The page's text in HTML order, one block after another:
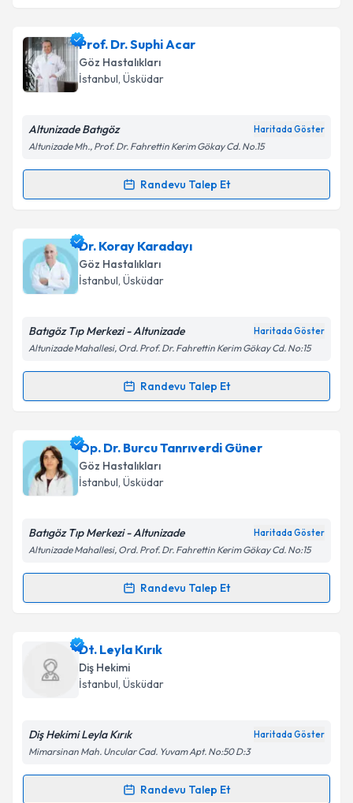
Op. Dr. Mehmet Kay için randevu takvimi talebi
oluşturun. Size bu uzmandan randevu almanız için bir
takvim hazırlandığında e-posta ile bilgilendireceğiz.
Kişisel verilerimin işlenmesine ilişkin
Metni'ni okudum ve kişisel verilerimin belirtilen
Takvim Talebini Gönder
Prof. Dr. Suphi Acar
Göz Hastalıkları
İstanbul, Üsküdar
Altunizade Batıgöz Haritada Göster
Altunizade Mh., Prof. Dr. Fahrettin Kerim Gökay Cd. No.15
Randevu Talep Et
Randevu Takvimi Talebi
Prof. Dr. Suphi Acariçin randevu takvimi talebi
oluşturun. Size bu uzmandan randevu almanız için bir
takvim hazırlandığında e-posta ile bilgilendireceğiz.
Kişisel verilerimin işlenmesine ilişkin
Metni'ni okudum ve kişisel verilerimin belirtilen
Takvim Talebini Gönder
Dr. Koray Karadayı
Göz Hastalıkları
İstanbul, Üsküdar
Batıgöz Tıp Merkezi - Altunizade Haritada Göster
Altunizade Mahallesi, Ord. Prof. Dr. Fahrettin Kerim Gökay Cd. No:15
Randevu Talep Et
Randevu Takvimi Talebi
Dr. Koray Karadayıiçin randevu takvimi talebi
oluşturun. Size bu uzmandan randevu almanız için bir
takvim hazırlandığında e-posta ile bilgilendireceğiz.
Kişisel verilerimin işlenmesine ilişkin
Metni'ni okudum ve kişisel verilerimin belirtilen
Takvim Talebini Gönder
Op. Dr. Burcu Tanrıverdi Güner
Göz Hastalıkları
İstanbul, Üsküdar
Batıgöz Tıp Merkezi - Altunizade Haritada Göster
Altunizade Mahallesi, Ord. Prof. Dr. Fahrettin Kerim Gökay Cd. No:15
Randevu Talep Et
Randevu Takvimi Talebi
Op. Dr. Burcu Tanrıverdi Güner
takvimi talebi oluşturun. Size bu uzmandan randevu
almanız için bir takvim hazırlandığında e-posta ile
Dt. Leyla Kırık
Diş Hekimi
İstanbul, Üsküdar
Diş Hekimi Leyla Kırık Haritada Göster
Mimarsinan Mah. Uncular Cad. Yuvam Apt. No:50 D:3
Randevu Talep Et
Randevu Takvimi Talebi